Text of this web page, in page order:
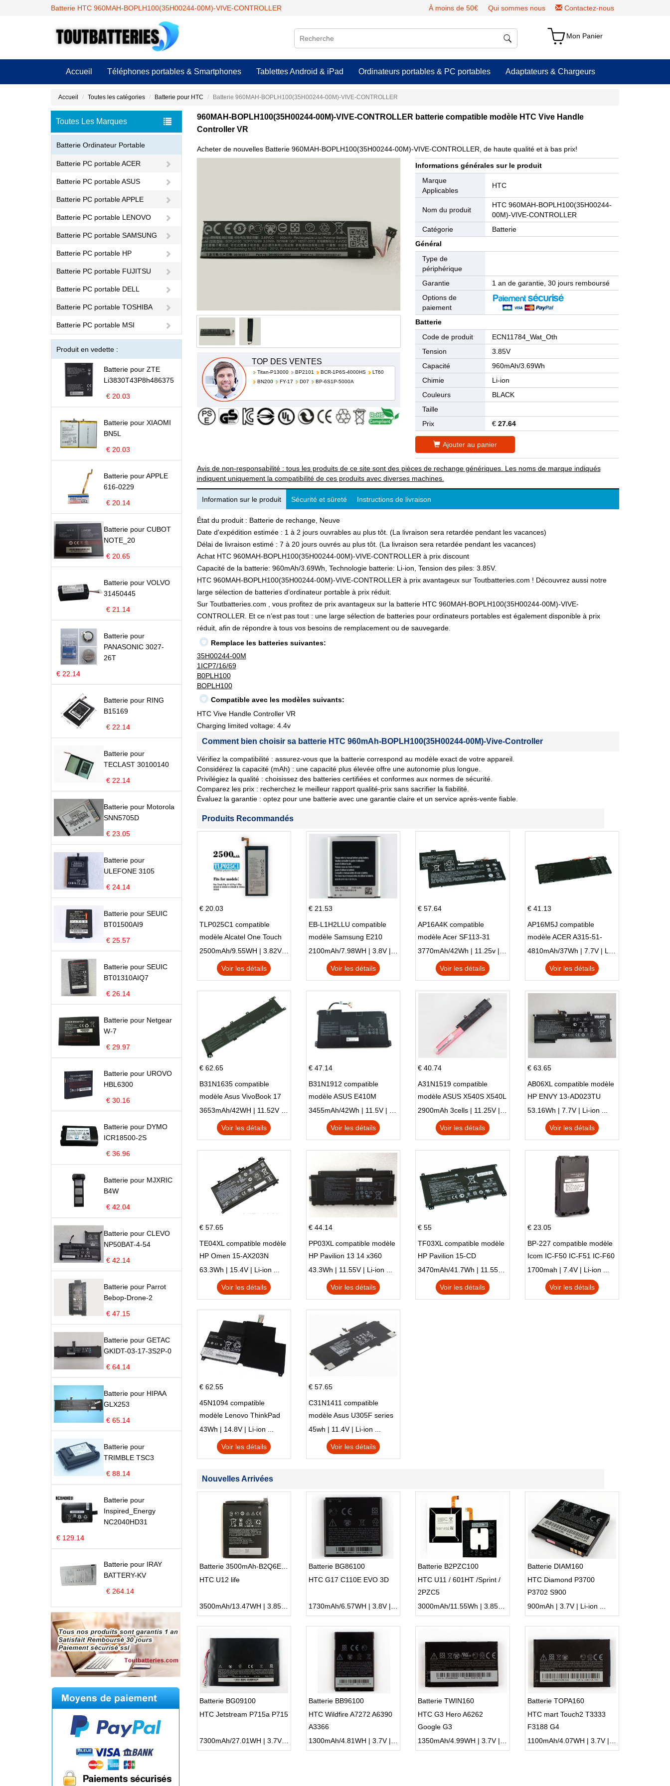
Batterie HTC 960MAH-BOPLH100(35H00244-00M)-VIVE-CONTROLLER À moins de 50€ Qui sommes nous Contactez-nous
Mon Panier
Accueil Téléphones portables & Smartphones Tablettes Android & iPad Ordinateurs portables & PC portables Adaptateurs & Chargeurs
Accueil Toutes les catégories Batterie pour HTC Batterie 960MAH-BOPLH100(35H00244-00M)-VIVE-CONTROLLER
Toutes Les Marques
Batterie Ordinateur Portable
Batterie PC portable ACER
Batterie PC portable ASUS
Batterie PC portable APPLE
Batterie PC portable LENOVO
Batterie PC portable SAMSUNG
Batterie PC portable HP
Batterie PC portable FUJITSU
Batterie PC portable DELL
Batterie PC portable TOSHIBA
Batterie PC portable MSI
Produit en vedette :
Batterie pour ZTE
Li3830T43P8h486375
€ 20.03
Batterie pour XIAOMI
BN5L
€ 20.03
Batterie pour APPLE
616-0229
€ 20.14
Batterie pour CUBOT
NOTE_20
€ 20.65
Batterie pour VOLVO
31450445
€ 21.14
Batterie pour
PANASONIC 3027-
26T
€ 22.14
Batterie pour RING
B15169
€ 22.14
Batterie pour
TECLAST 30100140
€ 22.14
Batterie pour Motorola
SNN5705D
€ 23.05
Batterie pour
ULEFONE 3105
€ 24.14
Batterie pour SEUIC
BT01500AI9
€ 25.57
Batterie pour SEUIC
BT01310AIQ7
€ 26.14
Batterie pour Netgear
W-7
€ 29.97
Batterie pour UROVO
HBL6300
€ 30.16
Batterie pour DYMO
ICR18500-2S
€ 36.96
Batterie pour MJXRIC
B4W
€ 42.04
Batterie pour CLEVO
NP50BAT-4-54
€ 42.14
Batterie pour Parrot
Bebop-Drone-2
€ 47.15
Batterie pour GETAC
GKIDT-03-17-3S2P-0
€ 64.14
Batterie pour HIPAA
GLX253
€ 65.14
Batterie pour
TRIMBLE TSC3
€ 88.14
Batterie pour
Inspired_Energy
NC2040HD31
€ 129.14
Batterie pour IRAY
BATTERY-KV
€ 264.14
960MAH-BOPLH100(35H00244-00M)-VIVE-CONTROLLER batterie compatible modèle HTC Vive Handle
Controller VR
Acheter de nouvelles Batterie 960MAH-BOPLH100(35H00244-00M)-VIVE-CONTROLLER, de haute qualité et à bas prix!
TOP DES VENTES
Titan-P13000 BP2101 BCR-1P6S-4000HS
LT60
BN200
FY-17 D07 BP-6S1P-5000A
Informations générales sur le produit
Marque
Applicables
HTC
Nom du produit
HTC 960MAH-BOPLH100(35H00244-
00M)-VIVE-CONTROLLER
Catégorie
Batterie
Général
Type de
périphérique
Garantie
1 an de garantie, 30 jours remboursé
Options de
paiement
Batterie
Code de produit
ECN11784_Wat_Oth
Tension
3.85V
Capacité
960mAh/3.69Wh
Chimie
Li-ion
Couleurs
BLACK
Taille
Prix
€27.64
Ajouter au panier
Avis de non-responsabilité : tous les produits de ce site sont des pièces de rechange génériques. Les noms de marque indiqués
indiquent uniquement la compatibilité de ces produits avec diverses machines.
Information sur le produit Sécurité et sûreté Instructions de livraison
État du produit : Batterie de rechange, Neuve
Date d'expédition estimée : 1 à 2 jours ouvrables au plus tôt. (La livraison sera retardée pendant les vacances)
Délai de livraison estimé : 7 à 20 jours ouvrés au plus tôt. (La livraison sera retardée pendant les vacances)
Achat HTC 960MAH-BOPLH100(35H00244-00M)-VIVE-CONTROLLER à prix discount
Capacité de la batterie: 960mAh/3.69Wh, Technologie batterie: Li-ion, Tension des piles: 3.85V.
HTC 960MAH-BOPLH100(35H00244-00M)-VIVE-CONTROLLER à prix avantageux sur Toutbatteries.com ! Découvrez aussi notre
large sélection de batteries d’ordinateur portable à prix réduit.
Sur Toutbatteries.com , vous profitez de prix avantageux sur la batterie HTC 960MAH-BOPLH100(35H00244-00M)-VIVE-
CONTROLLER. Et ce n’est pas tout : une large sélection de batteries pour ordinateurs portables est également disponible à prix
réduit, afin de répondre à tous vos besoins de remplacement ou de sauvegarde.
Remplace les batteries suivantes:
35H00244-00M
1ICP7/16/69
B0PLH100
BOPLH100
Compatible avec les modèles suivants:
HTC Vive Handle Controller VR
Charging limited voltage: 4.4v
Comment bien choisir sa batterie HTC 960mAh-BOPLH100(35H00244-00M)-Vive-Controller
Vérifiez la compatibilité : assurez-vous que la batterie correspond au modèle exact de votre appareil.
Considérez la capacité (mAh) : une capacité plus élevée offre une autonomie plus longue.
Privilégiez la qualité : choisissez des batteries certifiées et conformes aux normes de sécurité.
Comparez les prix : recherchez le meilleur rapport qualité-prix sans sacrifier la fiabilité.
Évaluez la garantie : optez pour une batterie avec une garantie claire et un service après-vente fiable.
Produits Recommandés
€ 20.03
TLP025C1 compatible
modèle Alcatel One Touch
Pop 4 Plus OT-5056D
2500mAh/9.55WH | 3.82V | Li-ion ...
Voir les détails
€ 21.53
EB-L1H2LLU compatible
modèle Samsung E210
E210K i939
Voir les détails
€ 57.64
AP16A4K compatible
modèle Acer SF113-31
AO1-132 NE132
Voir les détails
€ 41.13
AP16M5J compatible
modèle ACER A315-51-
51SL N17Q1 SERIES
Voir les détails
€ 62.65
B31N1635 compatible
modèle Asus VivoBook 17
X705NC X705UA X705UV
X705UN X705UD
Voir les détails
€ 47.14
B31N1912 compatible
modèle ASUS E410M
E410MA L410MA
Voir les détails
€ 40.74
A31N1519 compatible
modèle ASUS X540S X540L
X540LA-SI302 X540SA
X540S
Voir les détails
€ 63.65
AB06XL compatible modèle
HP ENVY 13-AD023TU
HSTNN-DB8C 921438-855
TPN-I128
53.16Wh | 7.7V | Li-ion ...
Voir les détails
€ 57.65
TE04XL compatible modèle
HP Omen 15-AX203N
Omen 15 Series Pavilion 15
Series
63.3Wh | 15.4V | Li-ion ...
Voir les détails
€ 44.14
PP03XL compatible modèle
HP Pavilion 13 14 x360
L83388-AC1 L83388-421
HSTNN-LB8S M01118-421
M01144-005 13-BB 14-DV
43.3Wh | 11.55V | Li-ion ...
Voir les détails
€ 55
TF03XL compatible modèle
HP Pavilion 15-CD
Voir les détails
€ 23.05
BP-227 compatible modèle
Icom IC-F50 IC-F51 IC-F60
IC-F61 IC-M87
1700mah | 7.4V | Li-ion ...
Voir les détails
€ 62.55
45N1094 compatible
modèle Lenovo ThinkPad
Edge S230u Twist
43Wh | 14.8V | Li-ion ...
Voir les détails
€ 57.65
C31N1411 compatible
modèle Asus U305F series
45wh | 11.4V | Li-ion ...
Voir les détails
Nouvelles Arrivées
Batterie 3500mAh-B2Q6E100-U12-Life
HTC U12 life
3500mAh/13.47WH | 3.85V | Li-ion ...
Batterie BG86100
HTC G17 C110E EVO 3D
Batterie B2PZC100
HTC U11 / 601HT /Sprint /
2PZC5
Batterie DIAM160
HTC Diamond P3700
P3702 S900
900mAh | 3.7V | Li-ion ...
Batterie BG09100
HTC Jetstream P715a P715
7300mAh/27.01WH | 3.7V | Li-ion ...
Batterie BB96100
HTC Wildfire A7272 A6390
A3366
Batterie TWIN160
HTC G3 Hero A6262
Google G3
Batterie TOPA160
HTC mart Touch2 T3333
F3188 G4